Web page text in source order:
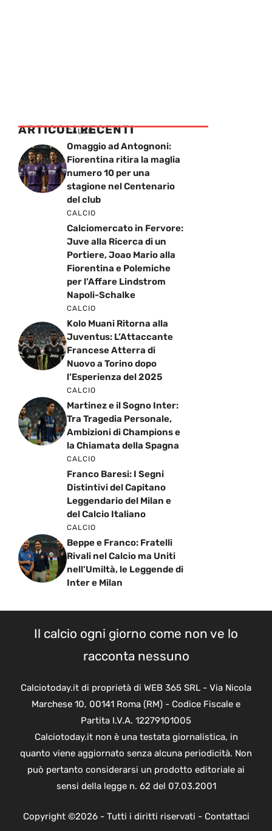
ARTICOLI RECENTI
CALCIO
Omaggio ad Antognoni:
Fiorentina ritira la maglia
numero 10 per una
stagione nel Centenario
del club
CALCIO
Calciomercato in Fervore:
Juve alla Ricerca di un
Portiere, Joao Mario alla
Fiorentina e Polemiche
per l’Affare Lindstrom
Napoli-Schalke
CALCIO
Kolo Muani Ritorna alla
Juventus: L’Attaccante
Francese Atterra di
Nuovo a Torino dopo
l’Esperienza del 2025
CALCIO
Martinez e il Sogno Inter:
Tra Tragedia Personale,
Ambizioni di Champions e
la Chiamata della Spagna
CALCIO
Franco Baresi: I Segni
Distintivi del Capitano
Leggendario del Milan e
del Calcio Italiano
CALCIO
Beppe e Franco: Fratelli
Rivali nel Calcio ma Uniti
nell’Umiltà, le Leggende di
Inter e Milan
Il calcio ogni giorno come non ve lo
racconta nessuno
Calciotoday.it di proprietà di WEB 365 SRL - Via Nicola
Marchese 10, 00141 Roma (RM) - Codice Fiscale e
Partita I.V.A. 12279101005
Calciotoday.it non è una testata giornalistica, in
quanto viene aggiornato senza alcuna periodicità. Non
può pertanto considerarsi un prodotto editoriale ai
sensi della legge n. 62 del 07.03.2001
Copyright ©2026 - Tutti i diritti riservati - Contattaci